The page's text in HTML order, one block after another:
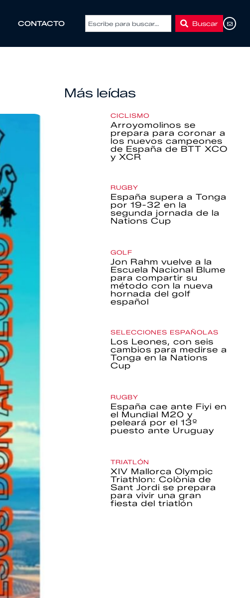
CONTACTO Buscar
Más leídas
CICLISMO
Arroyomolinos se
prepara para coronar a
los nuevos campeones
de España de BTT XCO
y XCR
RUGBY
España supera a Tonga
por 19-32 en la
segunda jornada de la
Nations Cup
GOLF
Jon Rahm vuelve a la
Escuela Nacional Blume
para compartir su
método con la nueva
hornada del golf
español
SELECCIONES ESPAÑOLAS
Los Leones, con seis
cambios para medirse a
Tonga en la Nations
Cup
RUGBY
España cae ante Fiyi en
el Mundial M20 y
peleará por el 13º
puesto ante Uruguay
TRIATLÓN
XIV Mallorca Olympic
Triathlon: Colònia de
Sant Jordi se prepara
para vivir una gran
fiesta del triatlón